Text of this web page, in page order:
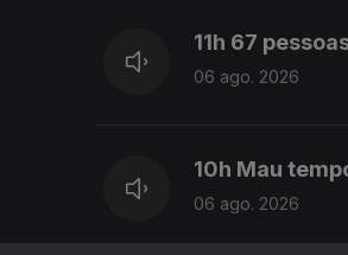
11h 67
06 ago. 2026
10h Mau
06 ago. 2026